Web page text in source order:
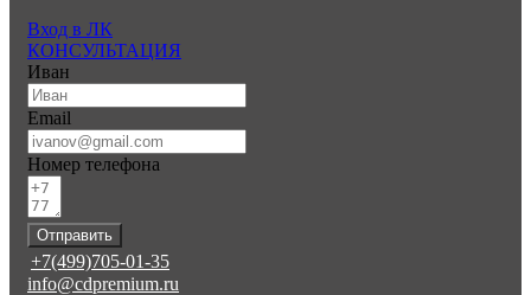
Вход в ЛК
КОНСУЛЬТАЦИЯ
Иван
Email
Номер телефона
Отправить
+7(499)705-01-35
info@cdpremium.ru